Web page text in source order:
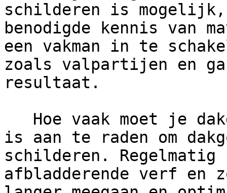
schilderen is mogelijk,
benodigde kennis van
een vakman in te
zoals valpartijen en
resultaat.
is aan te raden om
schilderen. Regelmatig
afbladderende verf en